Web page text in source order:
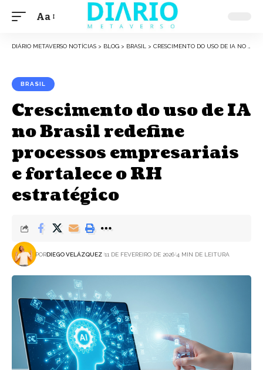
Font
Aa
DIÁRIO METAVERSO NOTÍCIAS > BLOG > BRASIL > CRESCIMENTO DO USO DE IA NO BRASIL REDEFINE PROCESSOS EMPRESARIAIS E FORTALECE O RH ESTRATÉGICO
BRASIL
Crescimento do uso de IA
no Brasil redefine
processos empresariais
e fortalece o RH
estratégico
PORDIEGO VELÁZQUEZ 11 DE FEVEREIRO DE 2026 4 MIN DE LEITURA